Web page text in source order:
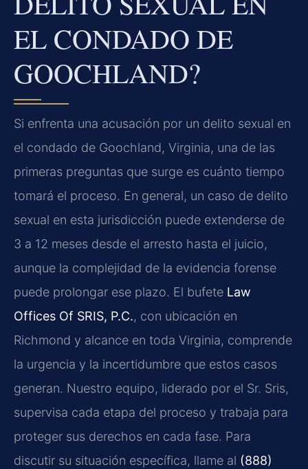
EL CONDADO DE
GOOCHLAND?
Si enfrenta una acusación por un delito sexual en
el condado de Goochland, Virginia, una de las
primeras preguntas que surge es cuánto tiempo
tomará el proceso. En general, un caso de delito
sexual en esta jurisdicción puede extenderse de
3 a 12 meses desde el arresto hasta el juicio,
aunque la complejidad de la evidencia forense
puede prolongar ese plazo. El bufete Law
Offices Of SRIS, P.C., con ubicación en
Richmond y alcance en toda Virginia, comprende
la urgencia y la incertidumbre que estos casos
generan. Nuestro equipo, liderado por el Sr. Sris,
supervisa cada etapa del proceso y trabaja para
proteger sus derechos en cada fase. Para
discutir su situación específica, llame al (888)